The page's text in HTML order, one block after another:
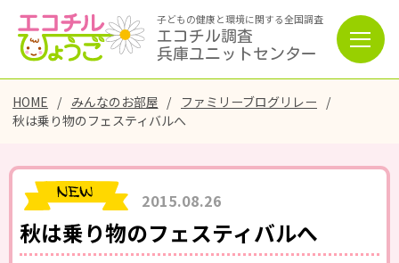
子どもの健康と環境に関する全国調査
エコチル調査
兵庫ユニットセンター
HOME みんなのお部屋
ファミリーブログリレー
秋は乗り物のフェスティバルへ
2015.08.26
秋は乗り物のフェスティバルへ